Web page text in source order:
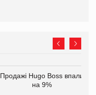
Продажі Hugo Boss впали
на 9%